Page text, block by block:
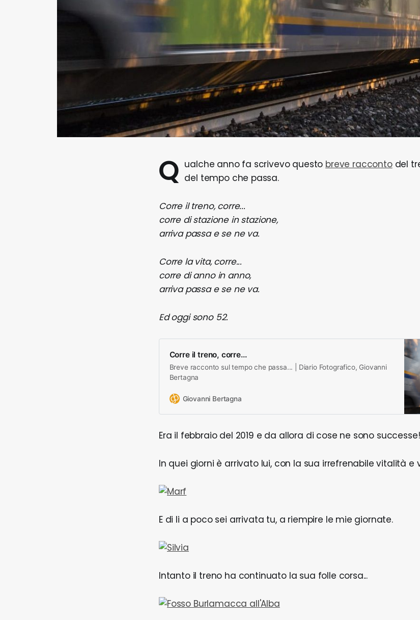
Q ualche anno fa scrivevo questo breve raccontodel
del tempo che passa.
Corre il treno, corre...
corre di stazione in stazione,
arriva passa e se ne va.
Corre la vita, corre...
corre di anno in anno,
arriva passa e se ne va.
Ed oggi sono 52.
Corre il treno, corre...
Breve racconto sul tempo che passa... | Diario Fotografico, Giovanni
Bertagna
Giovanni Bertagna
Era il febbraio del 2019 e da allora di cose ne sono successe!
In quei giorni è arrivato lui, con la sua irrefrenabile vitalità e
E di li a poco sei arrivata tu, a riempire le mie giornate.
Intanto il treno ha continuato la sua folle corsa...